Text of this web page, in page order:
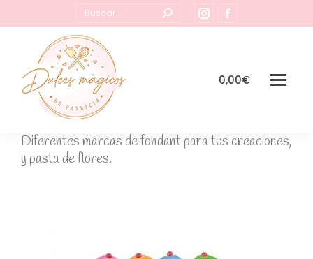
Buscar:
Instagram
page
new
page
in
0,00€
Diferentes marcas de fondant para tus creaciones,
y pasta de flores.